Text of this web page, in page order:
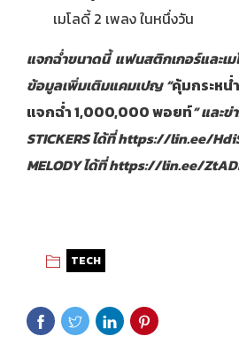
เมโลดี้ 2 เพลง ในหนึ่งวัน
แจกฉ่ำขนาดนี้ แฟนสติกเกอร์และเ
ข้อมูลเพิ่มเติมแคมเปญ “คุ้มกระหน่ำ
แจกฉ่ำ 1,000,000 พอยท์” และ
STICKERS ได้ที่https://lin.ee/
MELODY ได้ที่https://lin.ee/
TECH